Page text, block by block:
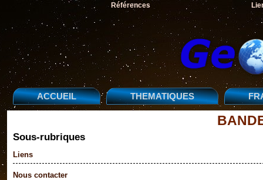
Références
ACCUEIL THEMATIQUES
Sous-rubriques
Liens
Nous contacter